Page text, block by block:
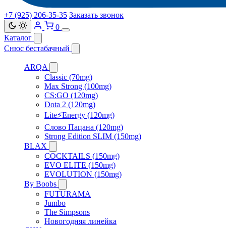
+7 (925) 206‑35‑35 Заказать звонок
0
Каталог
Снюс бестабачный
ARQA
Classic (70mg)
Max Strong (100mg)
CS:GO (120mg)
Dota 2 (120mg)
Lite⚡Energy (120mg)
Слово Пацана (120mg)
Strong Edition SLIM (150mg)
BLAX
COCKTAILS (150mg)
EVO ELITE (150mg)
EVOLUTION (150mg)
By Boobs
FUTURAMA
Jumbo
The Simpsons
Новогодняя линейка